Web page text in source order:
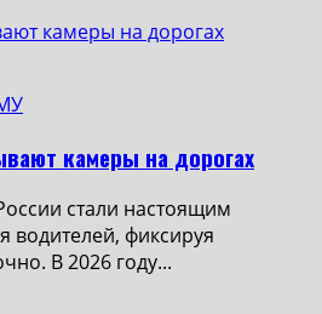
камеры на дорогах
камеры на дорогах
стали настоящим
водителей, фиксируя
В 2026 году...